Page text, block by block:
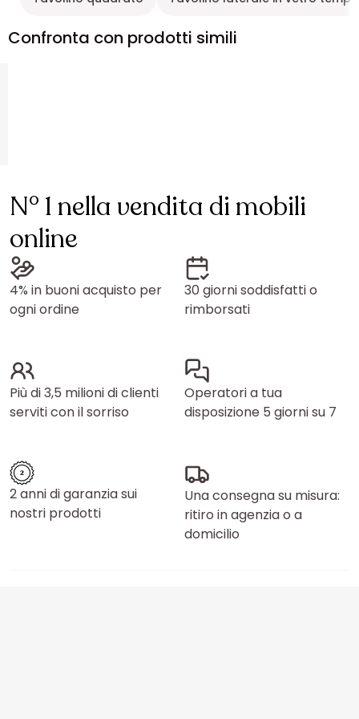
Confronta con prodotti simili
N° 1 nella vendita di mobili
online
4% in buoni acquisto per
ogni ordine
30 giorni soddisfatti o
rimborsati
Più di 3,5 milioni di clienti
serviti con il sorriso
Operatori a tua
disposizione 5 giorni su 7
2 anni di garanzia sui
nostri prodotti
Una consegna su misura:
ritiro in agenzia o a
domicilio